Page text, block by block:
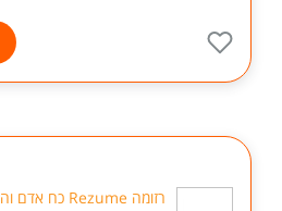
רזומה Rezume כח אדם והשמה